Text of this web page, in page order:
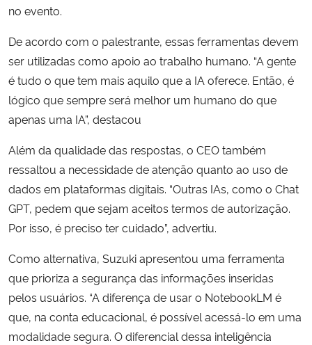
no evento.
De acordo com o palestrante, essas ferramentas devem
ser utilizadas como apoio ao trabalho humano. “A gente
é tudo o que tem mais aquilo que a IA oferece. Então, é
lógico que sempre será melhor um humano do que
apenas uma IA”, destacou
Além da qualidade das respostas, o CEO também
ressaltou a necessidade de atenção quanto ao uso de
dados em plataformas digitais. “Outras IAs, como o Chat
GPT, pedem que sejam aceitos termos de autorização.
Por isso, é preciso ter cuidado”, advertiu.
Como alternativa, Suzuki apresentou uma ferramenta
que prioriza a segurança das informações inseridas
pelos usuários. “A diferença de usar o NotebookLM é
que, na conta educacional, é possível acessá-lo em uma
modalidade segura. O diferencial dessa inteligência